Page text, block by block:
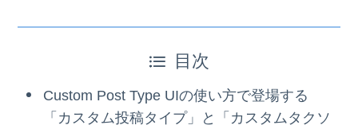
目次
Custom Post Type UIの使い方で登場する
「カスタム投稿タイプ」と「カスタムタクソ